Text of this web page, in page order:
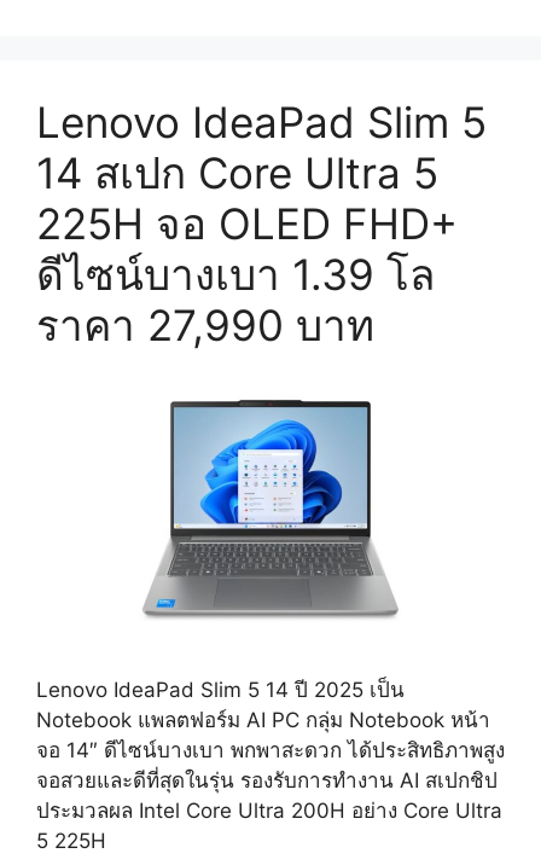
Lenovo IdeaPad Slim 5
14 สเปก Core Ultra 5
225H จอ OLED FHD+
ดีไซน์บางเบา 1.39 โล
ราคา 27,990 บาท
Lenovo IdeaPad Slim 5 14 ปี 2025 เป็น
Notebook แพลตฟอร์ม AI PC กลุ่ม Notebook หน้า
จอ 14″ ดีไซน์บางเบา พกพาสะดวก ได้ประสิทธิภาพสูง
จอสวยและดีที่สุดในรุ่น รองรับการทำงาน AI สเปกชิป
ประมวลผล Intel Core Ultra 200H อย่าง Core Ultra
5 225H